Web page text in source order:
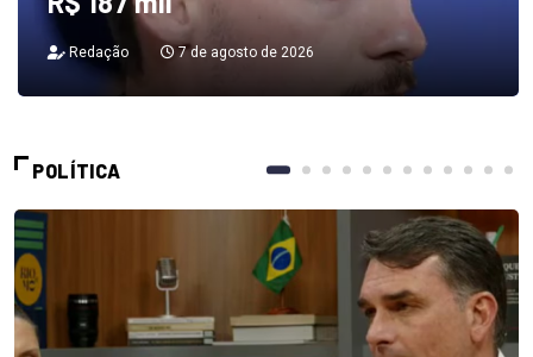
Redação 7 de agosto de 2026
POLÍTICA